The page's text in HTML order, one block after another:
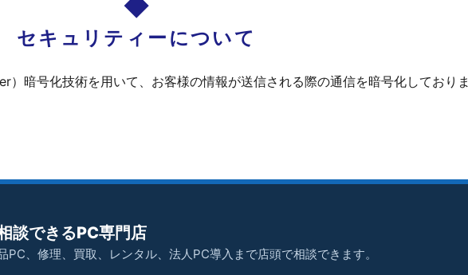
セキュリティーについて
暗号化技術を用いて、お客様の情報が送信される際の通信を暗号化しておりま
談できるPC専門店
PC、修理、買取、レンタル、法人PC導入まで店頭で相談できます。